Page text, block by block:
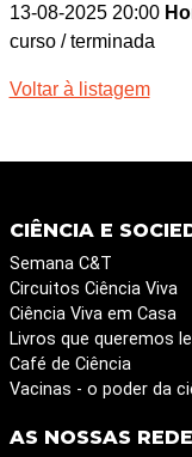
13-08-2025 20:00
curso / terminada
Voltar à listagem
CIÊNCIA E
Semana C&T
Circuitos Ciência Viva
Ciência Viva em Casa
Livros que queremos
Café de Ciência
Vacinas - o poder da
AS NOSSAS